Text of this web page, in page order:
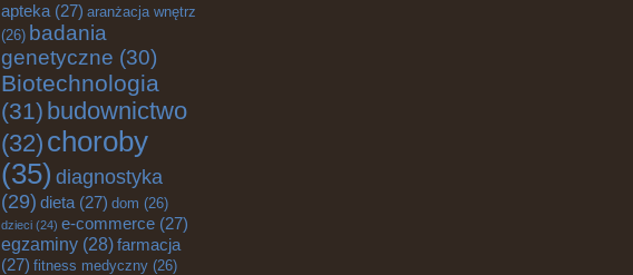
apteka (27) aranżacja wnętrz
(26) badania
genetyczne (30)
Biotechnologia
(31) budownictwo
(32) choroby
(35) diagnostyka
(29) dieta (27) dom (26)
dzieci (24) e-commerce (27)
egzaminy (28)farmacja
(27) fitness medyczny (26)